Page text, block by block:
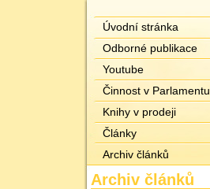
Úvodní stránka
Odborné publikace
Youtube
Činnost v Parlamentu
Knihy v prodeji
Články
Archiv článků
Archiv článků